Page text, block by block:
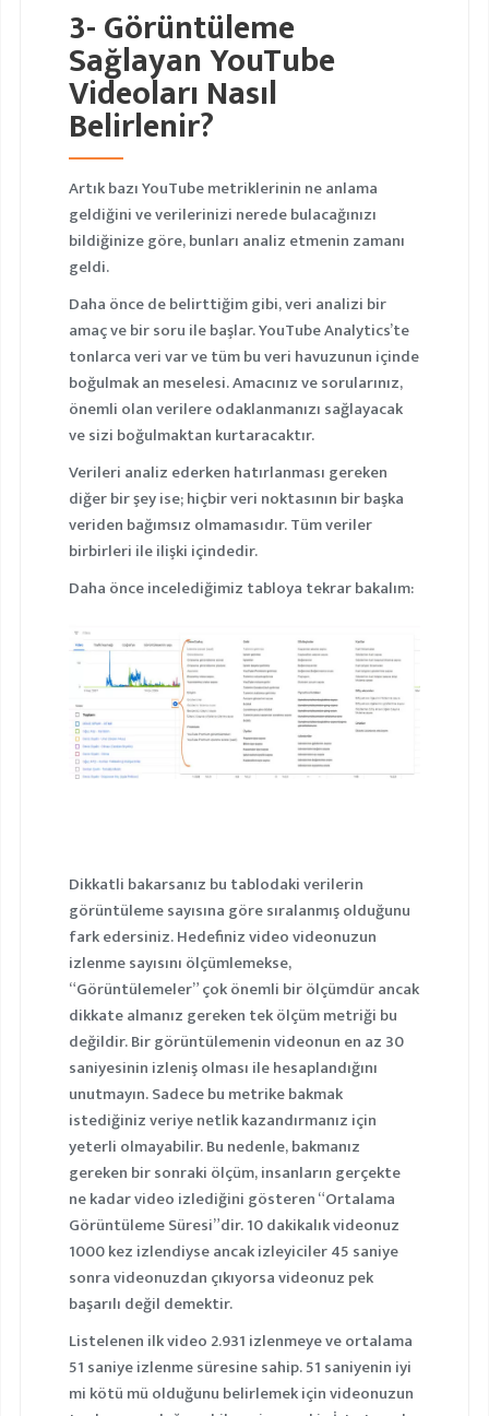
3- Görüntüleme
Sağlayan YouTube
Videoları Nasıl
Belirlenir?
Artık bazı YouTube metriklerinin ne anlama
geldiğini ve verilerinizi nerede bulacağınızı
bildiğinize göre, bunları analiz etmenin zamanı
geldi.
Daha önce de belirttiğim gibi, veri analizi bir
amaç ve bir soru ile başlar. YouTube Analytics’te
tonlarca veri var ve tüm bu veri havuzunun içinde
boğulmak an meselesi. Amacınız ve sorularınız,
önemli olan verilere odaklanmanızı sağlayacak
ve sizi boğulmaktan kurtaracaktır.
Verileri analiz ederken hatırlanması gereken
diğer bir şey ise; hiçbir veri noktasının bir başka
veriden bağımsız olmamasıdır. Tüm veriler
birbirleri ile ilişki içindedir.
Daha önce incelediğimiz tabloya tekrar bakalım:
Dikkatli bakarsanız bu tablodaki verilerin
görüntüleme sayısına göre sıralanmış olduğunu
fark edersiniz. Hedefiniz video videonuzun
izlenme sayısını ölçümlemekse,
“Görüntülemeler” çok önemli bir ölçümdür ancak
dikkate almanız gereken tek ölçüm metriği bu
değildir. Bir görüntülemenin videonun en az 30
saniyesinin izleniş olması ile hesaplandığını
unutmayın. Sadece bu metrike bakmak
istediğiniz veriye netlik kazandırmanız için
yeterli olmayabilir. Bu nedenle, bakmanız
gereken bir sonraki ölçüm, insanların gerçekte
ne kadar video izlediğini gösteren “Ortalama
Görüntüleme Süresi”dir. 10 dakikalık videonuz
1000 kez izlendiyse ancak izleyiciler 45 saniye
sonra videonuzdan çıkıyorsa videonuz pek
başarılı değil demektir.
Listelenen ilk video 2.931 izlenmeye ve ortalama
51 saniye izlenme süresine sahip. 51 saniyenin iyi
mi kötü mü olduğunu belirlemek için videonuzun